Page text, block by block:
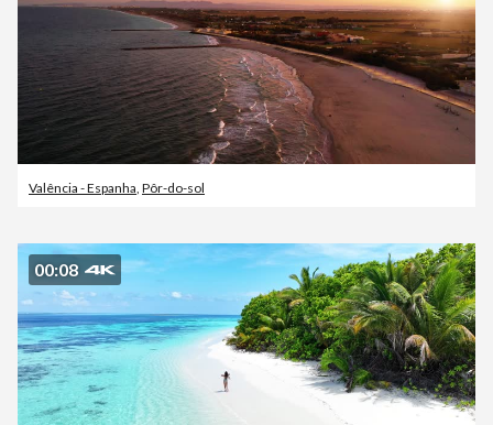
Valência - Espanha Pôr-do-sol
00:08